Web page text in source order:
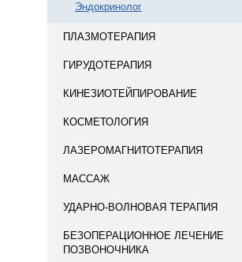
Эндокринолог
ПЛАЗМОТЕРАПИЯ
ГИРУДОТЕРАПИЯ
КИНЕЗИОТЕЙПИРОВАНИЕ
КОСМЕТОЛОГИЯ
ЛАЗЕРОМАГНИТОТЕРАПИЯ
МАССАЖ
УДАРНО-ВОЛНОВАЯ ТЕРАПИЯ
БЕЗОПЕРАЦИОННОЕ ЛЕЧЕНИЕ
ПОЗВОНОЧНИКА